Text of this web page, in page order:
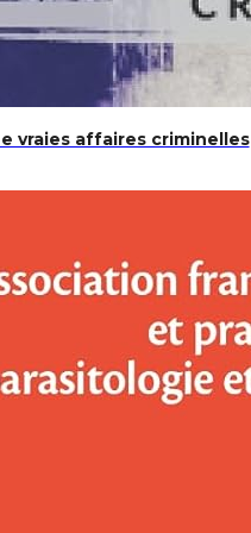
vraies affaires criminelles